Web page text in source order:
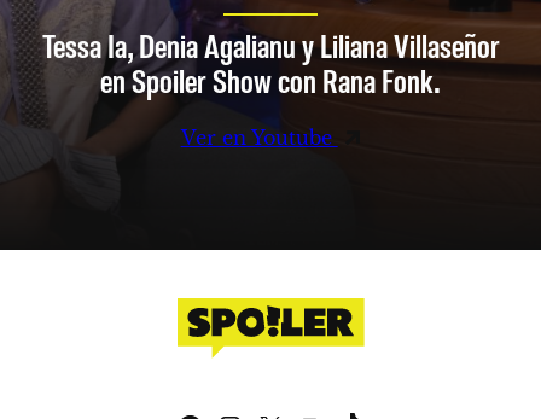
Tessa Ia, Denia Agalianu y Liliana Villaseñor
en Spoiler Show con Rana Fonk.
Ver en Youtube
Facebook
Instagram
X YouTube